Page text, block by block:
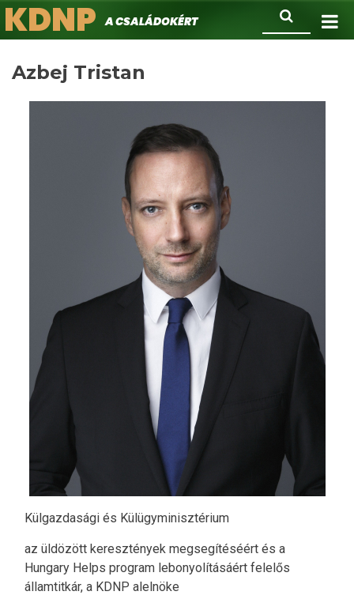
Ugrás
a
Keresés
KDNPA családokért.
Azbej Tristan
Külgazdasági és Külügyminisztérium
az üldözött keresztények megsegítéséért és a
Hungary Helps program lebonyolításáért felelős
államtitkár, a KDNP alelnöke